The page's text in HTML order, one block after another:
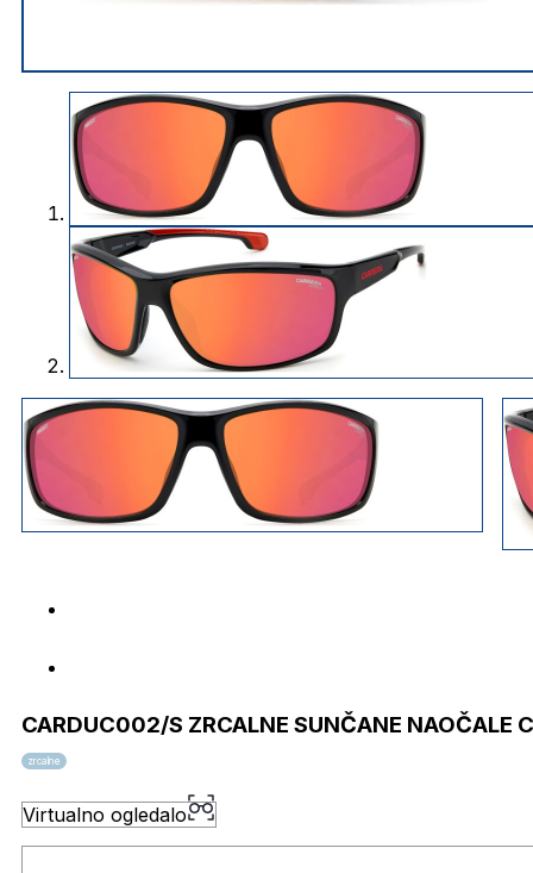
CARDUC002/S ZRCALNE SUNČANE NAOČALE
zrcalne
Virtualno ogledalo